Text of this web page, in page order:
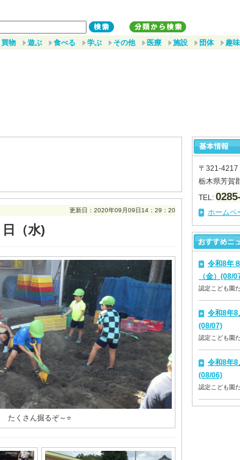
買物 遊ぶ 食べる 学ぶ その他 医療 施設 団体 趣味
更新日：2020年09月09日14：29：20
（水)
たくさん掘るぞ～⭐
〒321-4217
栃木県芳賀
TEL:
ホームペ
令和8年
（金）(08/
認定こども園
令和8年8
(08/07)
認定こども園
令和8年8
(08/06)
認定こども園